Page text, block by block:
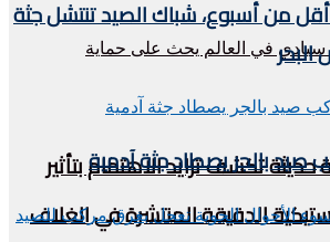
تكشف تزايد الاهتمام بتأثير
الدقيقة المنتشرة في الغلاف
من أسبوع، شباك الصيد تنتشل جثة
صيد بالجر يصطاد جثة آدمية